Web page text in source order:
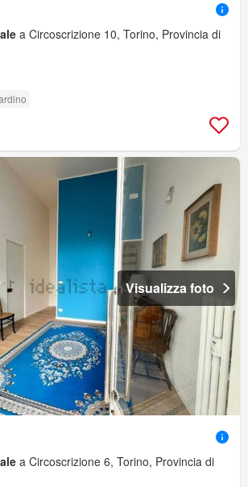
a Circoscrizione 10, Torino, Provincia di
Visualizza foto
a Circoscrizione 6, Torino, Provincia di